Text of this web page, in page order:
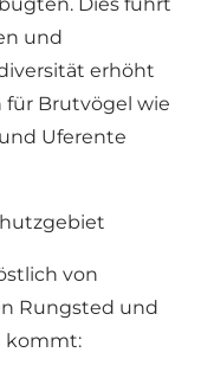
und
erhöht
Brutvögel wie
Uferente
von
Rungsted und
kommt: